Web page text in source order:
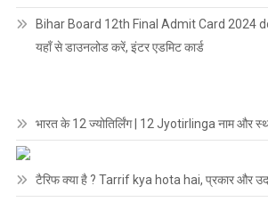
Bihar Board 12th Final Admit Card 2024
यहाँ से डाउनलोड करें, इंटर एडमिट कार्ड
भारत के 12 ज्योतिर्लिंग | 12 Jyotirlinga नाम और
टैरिफ क्या है ? Tarrif kya hota hai, प्रकार और